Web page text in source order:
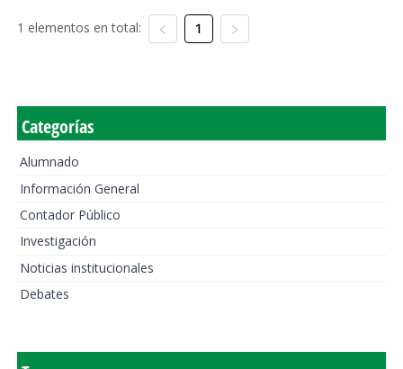
1 elementos en total: 1
Categorías
Alumnado
Información General
Contador Público
Investigación
Noticias institucionales
Debates